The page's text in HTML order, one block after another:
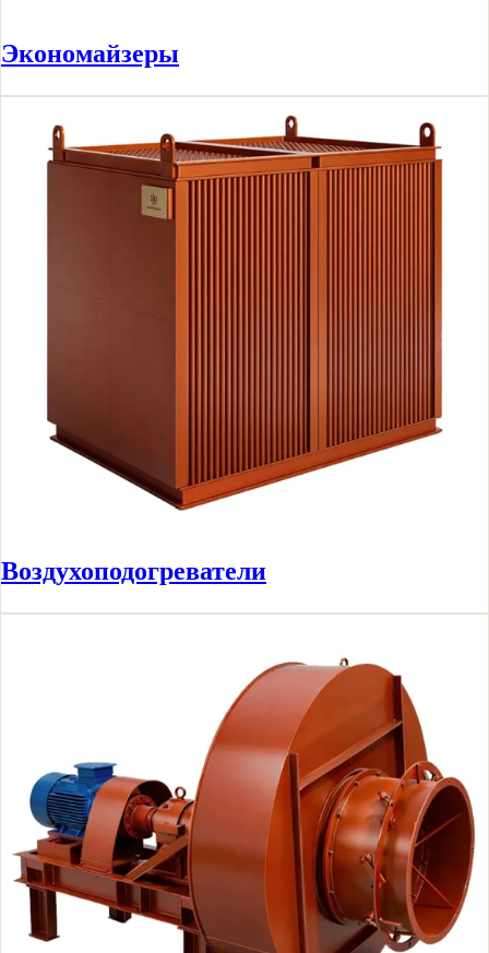
Экономайзеры
Воздухоподогреватели